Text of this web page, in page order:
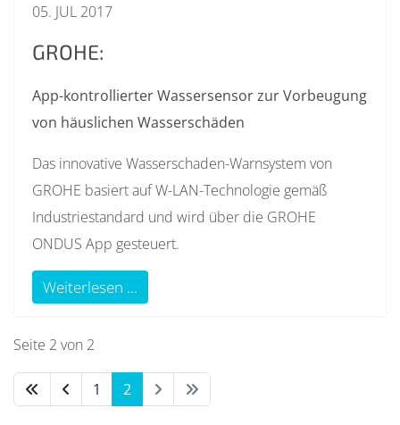
05. JUL 2017
GROHE:
App-kontrollierter Wassersensor zur Vorbeugung
von häuslichen Wasserschäden
Das innovative Wasserschaden-Warnsystem von
GROHE basiert auf W-LAN-Technologie gemäß
Industriestandard und wird über die GROHE
ONDUS App gesteuert.
Weiterlesen ...
Seite 2 von 2
1 2